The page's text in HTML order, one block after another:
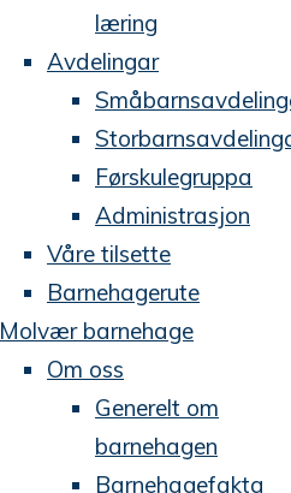
læring
Avdelingar
Førskulegruppa
Administrasjon
Våre tilsette
Barnehagerute
Molvær barnehage
Om oss
Generelt om
barnehagen
Barnehagefakta